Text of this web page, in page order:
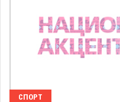
СПОРТ